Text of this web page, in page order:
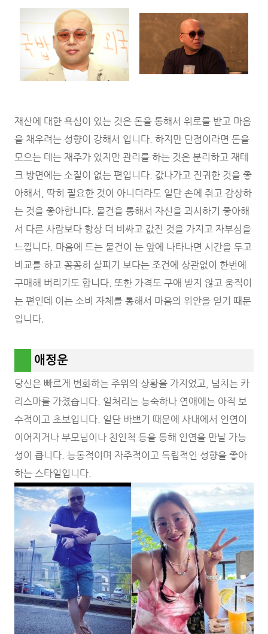
재산에 대한 욕심이 있는 것은 돈을 통해서 위로를 받고 마음
을 채우려는 성향이 강해서 입니다. 하지만 단점이라면 돈을
모으는 데는 재주가 있지만 관리를 하는 것은 분리하고 재테
크 방면에는 소질이 없는 편입니다. 값나가고 진귀한 것을 좋
아해서, 딱히 필요한 것이 아니더라도 일단 손에 쥐고 감상하
는 것을 좋아합니다. 물건을 통해서 자신을 과시하기 좋아해
서 다른 사람보다 항상 더 비싸고 값진 것을 가지고 자부심을
느낍니다. 마음에 드는 물건이 눈 앞에 나타나면 시간을 두고
비교를 하고 꼼꼼히 살피기 보다는 조건에 상관없이 한번에
구매해 버리기도 합니다. 또한 가격도 구애 받지 않고 움직이
는 편인데 이는 소비 자체를 통해서 마음의 위안을 얻기 때문
입니다.
애정운
당신은 빠르게 변화하는 주위의 상황을 가지었고, 넘치는 카
리스마를 가졌습니다. 일처리는 능숙하나 연애에는 아직 보
수적이고 초보입니다. 일단 바쁘기 때문에 사내에서 인연이
이어지거나 부모님이나 친인척 등을 통해 인연을 만날 가능
성이 큽니다. 능동적이며 자주적이고 독립적인 성향을 좋아
하는 스타일입니다.